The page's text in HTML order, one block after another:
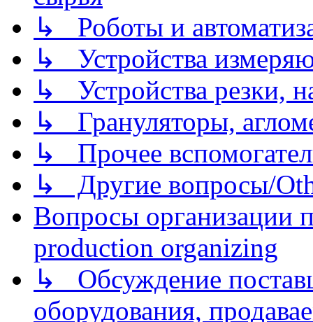
↳ Роботы и
↳ Устройства
↳ Устройства резки,
↳ Грануляторы,
↳ Прочее
↳ Другие вопросы/
Вопросы организации
production organizing
↳ Обсуждение
оборудования,